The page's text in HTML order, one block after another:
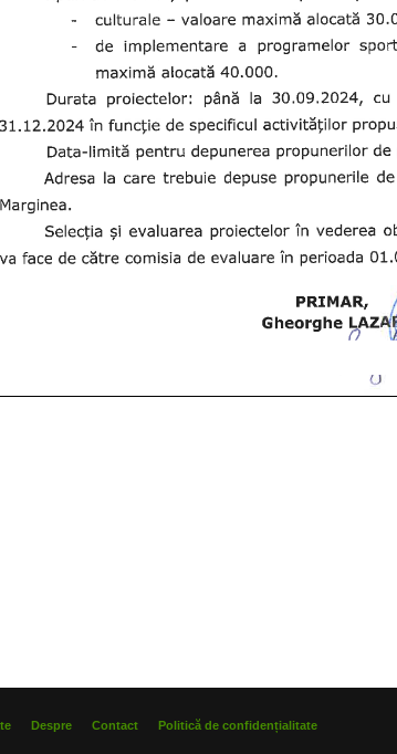
Despre Contact Politică de confidențialitate